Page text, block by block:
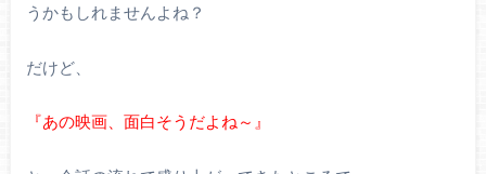
うかもしれませんよね？
だけど、
『あの映画、面白そうだよね～』